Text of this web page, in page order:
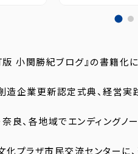
版 小関勝紀ブログ』の書籍化
造企業更新認定式典、経営実
奈良、各地域でエンディング
化プラザ市民交流センターに